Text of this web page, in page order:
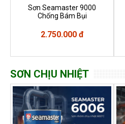
Sơn Seamaster 9000
Chống Bám Bụi
2.750.000 đ
SƠN CHỊU NHIỆT